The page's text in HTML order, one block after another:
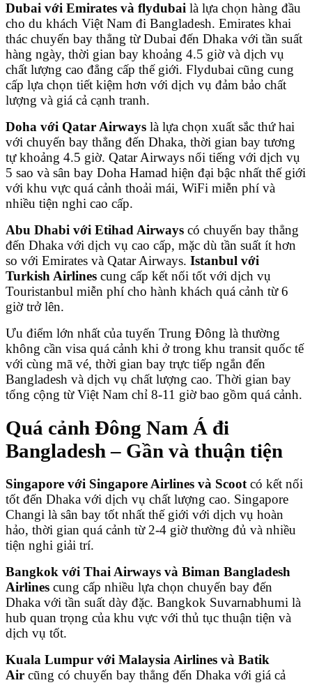
Dubai với Emirates và flydubai là lựa chọn hàng đầu
cho du khách Việt Nam đi Bangladesh. Emirates khai
thác chuyến bay thẳng từ Dubai đến Dhaka với tần suất
hàng ngày, thời gian bay khoảng 4.5 giờ và dịch vụ
chất lượng cao đẳng cấp thế giới. Flydubai cũng cung
cấp lựa chọn tiết kiệm hơn với dịch vụ đảm bảo chất
lượng và giá cả cạnh tranh.
Doha với Qatar Airways là lựa chọn xuất sắc thứ hai
với chuyến bay thẳng đến Dhaka, thời gian bay tương
tự khoảng 4.5 giờ. Qatar Airways nổi tiếng với dịch vụ
5 sao và sân bay Doha Hamad hiện đại bậc nhất thế giới
với khu vực quá cảnh thoải mái, WiFi miễn phí và
nhiều tiện nghi cao cấp.
Abu Dhabi với Etihad Airways có chuyến bay thẳng
đến Dhaka với dịch vụ cao cấp, mặc dù tần suất ít hơn
so với Emirates và Qatar Airways. Istanbul với
Turkish Airlines cung cấp kết nối tốt với dịch vụ
Touristanbul miễn phí cho hành khách quá cảnh từ 6
giờ trở lên.
Ưu điểm lớn nhất của tuyến Trung Đông là thường
không cần visa quá cảnh khi ở trong khu transit quốc tế
với cùng mã vé, thời gian bay trực tiếp ngắn đến
Bangladesh và dịch vụ chất lượng cao. Thời gian bay
tổng cộng từ Việt Nam chỉ 8-11 giờ bao gồm quá cảnh.
Quá cảnh Đông Nam Á đi
Bangladesh – Gần và thuận tiện
Singapore với Singapore Airlines và Scoot có kết nối
tốt đến Dhaka với dịch vụ chất lượng cao. Singapore
Changi là sân bay tốt nhất thế giới với dịch vụ hoàn
hảo, thời gian quá cảnh từ 2-4 giờ thường đủ và nhiều
tiện nghi giải trí.
Bangkok với Thai Airways và Biman Bangladesh
Airlines cung cấp nhiều lựa chọn chuyến bay đến
Dhaka với tần suất dày đặc. Bangkok Suvarnabhumi là
hub quan trọng của khu vực với thủ tục thuận tiện và
dịch vụ tốt.
Kuala Lumpur với Malaysia Airlines và Batik
Air cũng có chuyến bay thẳng đến Dhaka với giá cả